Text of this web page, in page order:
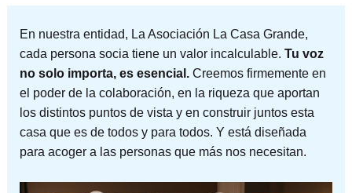
En nuestra entidad, La Asociación La Casa Grande,
cada persona socia tiene un valor incalculable. Tu voz
no solo importa, es esencial.Creemos firmemente en
el poder de la colaboración, en la riqueza que aportan
los distintos puntos de vista y en construir juntos esta
casa que es de todos y para todos. Y está diseñada
para acoger a las personas que más nos necesitan.